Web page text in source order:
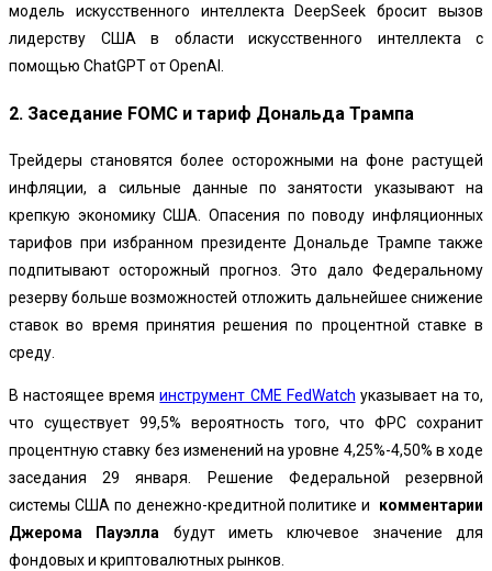
модель искусственного интеллекта DeepSeek бросит вызов
лидерству США в области искусственного интеллекта с
помощью ChatGPT от OpenAI.
2. Заседание FOMC и тариф Дональда Трампа
Трейдеры становятся более осторожными на фоне растущей
инфляции, а сильные данные по занятости указывают на
крепкую экономику США. Опасения по поводу инфляционных
тарифов при избранном президенте Дональде Трампе также
подпитывают осторожный прогноз. Это дало Федеральному
резерву больше возможностей отложить дальнейшее снижение
ставок во время принятия решения по процентной ставке в
среду.
В настоящее времяинструмент CME FedWatch указывает на то,
что существует 99,5% вероятность того, что ФРС сохранит
процентную ставку без изменений на уровне 4,25%-4,50% в ходе
заседания 29 января. Решение Федеральной резервной
системы США по денежно-кредитной политике и комментарии
Джерома Пауэлла будут иметь ключевое значение для
фондовых и криптовалютных рынков.